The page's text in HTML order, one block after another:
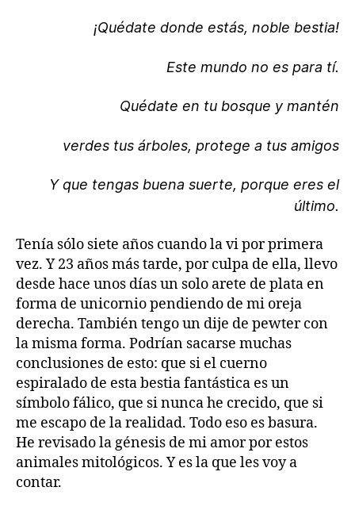
¡Quédate donde estás, noble bestia!
Este mundo no es para tí.
Quédate en tu bosque y mantén
verdes tus árboles, protege a tus amigos
Y que tengas buena suerte, porque eres el
último.
Tenía sólo siete años cuando la vi por primera
vez. Y 23 años más tarde, por culpa de ella, llevo
desde hace unos días un solo arete de plata en
forma de unicornio pendiendo de mi oreja
derecha. También tengo un dije de pewter con
la misma forma. Podrían sacarse muchas
conclusiones de esto: que si el cuerno
espiralado de esta bestia fantástica es un
símbolo fálico, que si nunca he crecido, que si
me escapo de la realidad. Todo eso es basura.
He revisado la génesis de mi amor por estos
animales mitológicos. Y es la que les voy a
contar.